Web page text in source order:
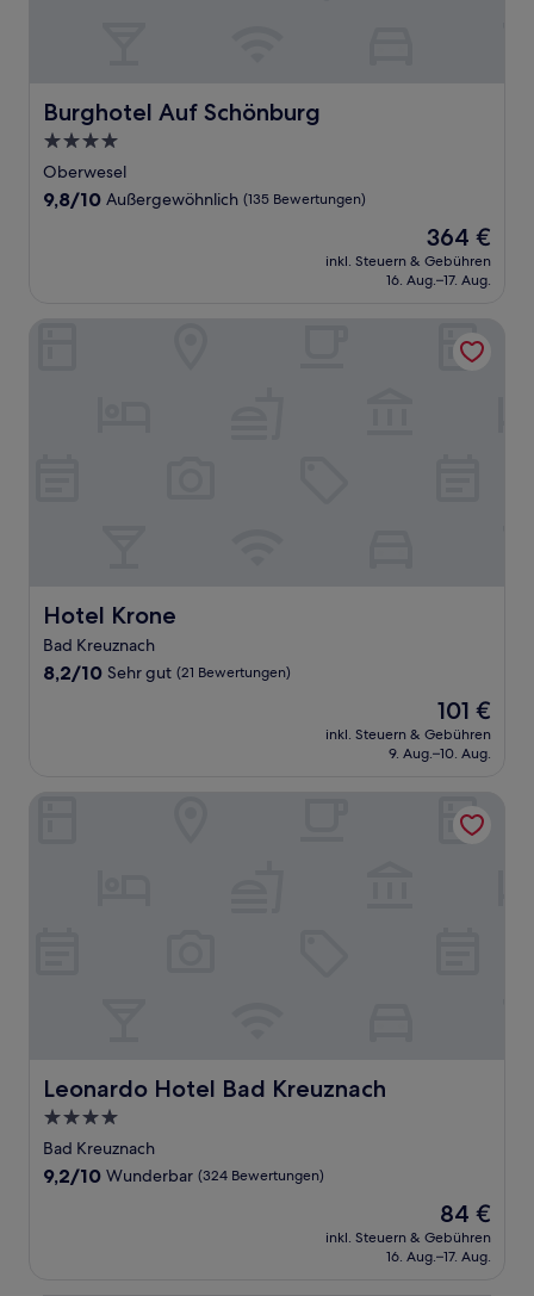
Burghotel Auf Schönburg
Burghotel Auf Schönburg
4.0-
Sterne-
Unterkunft
Oberwesel
9.8
9,8/10 Außergewöhnlich (135 Bewertungen)
Der
Preis
beträgt
364 €
inkl. Steuern & Gebühren
16. Aug.–17. Aug.
Hotel Krone
Hotel Krone
Bad Kreuznach
8.2
Bewertungen)
8,2/10 Sehr gut (21 Bewertungen)
Der
Preis
beträgt
101 €
inkl. Steuern & Gebühren
9. Aug.–10. Aug.
Leonardo Hotel Bad Kreuznach
Leonardo Hotel Bad Kreuznach
4.0-
Sterne-
Unterkunft
Bad Kreuznach
9.2
9,2/10 Wunderbar (324 Bewertungen)
Der
Preis
beträgt
84 €
inkl. Steuern & Gebühren
16. Aug.–17. Aug.